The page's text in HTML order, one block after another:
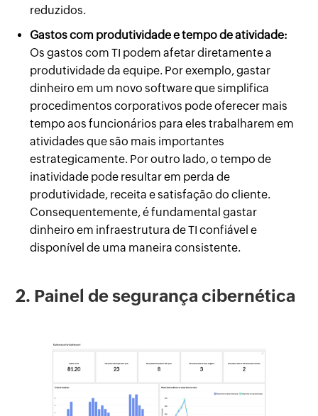
reduzidos.
Gastos com produtividade e tempo de atividade:
Os gastos com TI podem afetar diretamente a
produtividade da equipe. Por exemplo, gastar
dinheiro em um novo software que simplifica
procedimentos corporativos pode oferecer mais
tempo aos funcionários para eles trabalharem em
atividades que são mais importantes
estrategicamente. Por outro lado, o tempo de
inatividade pode resultar em perda de
produtividade, receita e satisfação do cliente.
Consequentemente, é fundamental gastar
dinheiro em infraestrutura de TI confiável e
disponível de uma maneira consistente.
2. Painel de segurança cibernética